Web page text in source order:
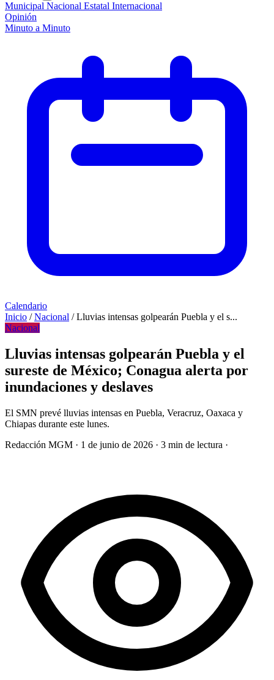
Municipal Nacional Estatal Internacional
Opinión
Minuto a Minuto
Calendario
Inicio / Nacional / Lluvias intensas golpearán Puebla y el s...
Nacional
Lluvias intensas golpearán Puebla y el
sureste de México; Conagua alerta por
inundaciones y deslaves
El SMN prevé lluvias intensas en Puebla, Veracruz, Oaxaca y
Chiapas durante este lunes.
Redacción MGM · 1 de junio de 2026 · 3 min de lectura ·